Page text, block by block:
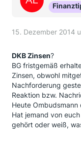
15. Dezember 2014
DKB Zinsen?
BG fristgemäß
Zinsen, obwohl
Nachforderung
Reaktion bzw.
Heute Ombudsmann
Hat jemand von
gehört oder weiß,